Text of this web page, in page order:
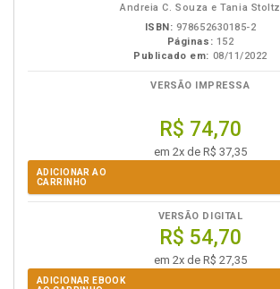
Andreia C. Souza e Tania Stoltz
ISBN: 978652630185-2
Páginas: 152
Publicado em: 08/11/2022
VERSÃO IMPRESSA
R$ 74,70
em 2x de R$ 37,35
ADICIONAR AO
CARRINHO
VERSÃO DIGITAL
R$ 54,70
em 2x de R$ 27,35
ADICIONAR EBOOK